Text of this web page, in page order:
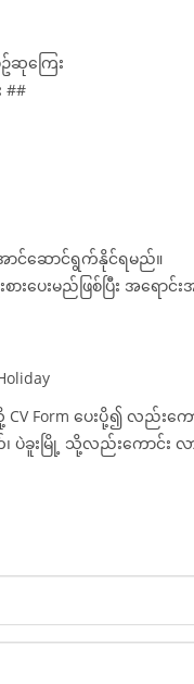
ဆုကြေး
##
ာင်ဆောင်ရွက်နိုင်ရမည်။
းမည်ဖြစ်ပြီး အရောင်
Form ပေးပို့၍ လည်းကော
ပဲခူးမြို့ သို့လည်း‌ကောင်း